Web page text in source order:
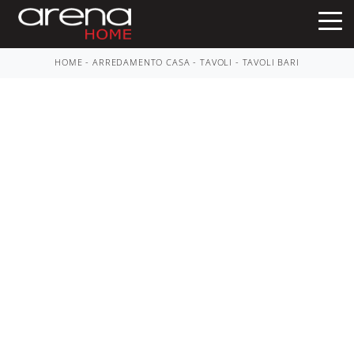
HOME -ARREDAMENTO CASA -TAVOLI - TAVOLI BARI